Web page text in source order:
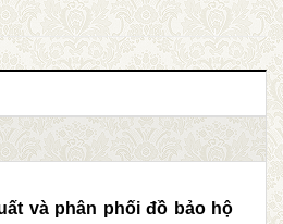
và phân phối đồ bảo hộ